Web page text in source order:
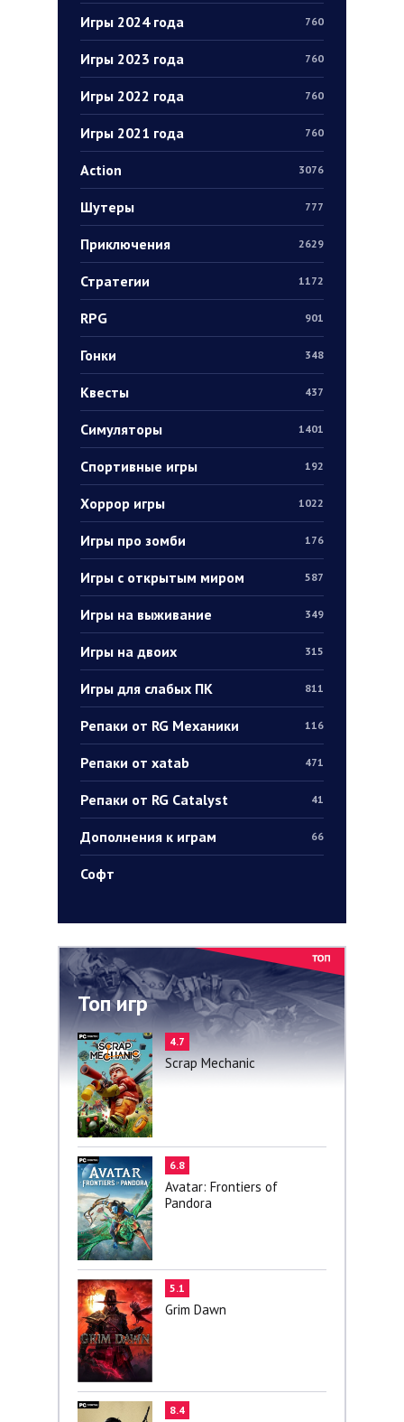
Игры 2024 года 760
Игры 2023 года 760
Игры 2022 года 760
Игры 2021 года 760
Action 3076
Шутеры 777
Приключения 2629
Стратегии 1172
RPG 901
Гонки 348
Квесты 437
Симуляторы 1401
Спортивные игры 192
Хоррор игры 1022
Игры про зомби 176
Игры с открытым миром 587
Игры на выживание 349
Игры на двоих 315
Игры для слабых ПК 811
Репаки от RG Механики 116
Репаки от xatab 471
Репаки от RG Catalyst 41
Дополнения к играм 66
Софт
Топ игр
4.7
Scrap Mechanic
6.8
Avatar: Frontiers of
Pandora
5.1
Grim Dawn
8.4